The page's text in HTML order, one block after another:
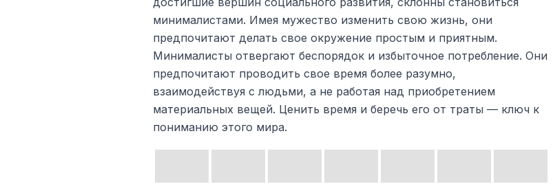
минималистами. Имея мужество изменить свою жизнь, они
предпочитают делать свое окружение простым и приятным.
Минималисты отвергают беспорядок и избыточное потребление. Они
предпочитают проводить свое время более разумно,
взаимодействуя с людьми, а не работая над приобретением
материальных вещей. Ценить время и беречь его от траты — ключ к
пониманию этого мира.